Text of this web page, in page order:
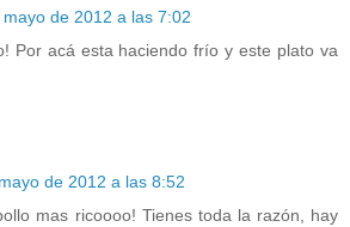
de 2012 a las 7:02
Por acá esta haciendo frío y este plato va
de 2012 a las 8:52
mas ricoooo! Tienes toda la razón, hay